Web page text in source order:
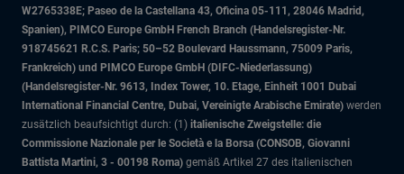
W2765338E; Paseo de la Castellana 43, Oficina 05-111, 28046 Madrid,
Spanien), PIMCO Europe GmbH French Branch (Handelsregister-Nr.
918745621 R.C.S. Paris; 50–52 Boulevard Haussmann, 75009 Paris,
Frankreich) und PIMCO Europe GmbH (DIFC-Niederlassung)
(Handelsregister-Nr. 9613, Index Tower, 10. Etage, Einheit 1001 Dubai
International Financial Centre, Dubai, Vereinigte Arabische Emirate) werden
zusätzlich beaufsichtigt durch: (1) italienische Zweigstelle: die
Commissione Nazionale per le Società e la Borsa (CONSOB, Giovanni
Battista Martini, 3 - 00198 Roma) gemäß Artikel 27 des italienischen